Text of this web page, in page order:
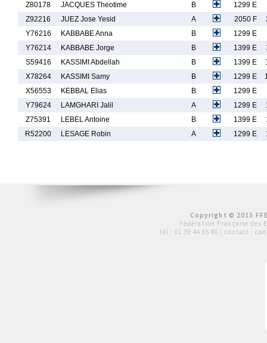
Z80178
JACQUES Theotime B
1299 E
Z92216
JUEZ Jose Yesid A 2050 F
Y76216
KABBABE Anna B
1299 E
Y76214
KABBABE Jorge B 1399 E
S59416
KASSIMI Abdellah B 1399 E
X78264
KASSIMI Samy B 1299 E
X56553
KEBBAL Elias B
1299 E
Y79624
LAMGHARI Jalil A 1299 E
Z75391
LEBEL Antoine B 1399 E
R52200
LESAGE Robin A 1299 E
Copyright © 2015
Fédération Française des
tél : 01 39 44 65 80 | contact :